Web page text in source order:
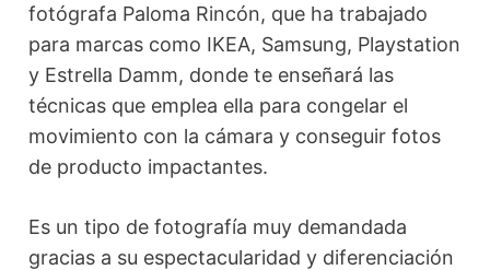
fotógrafa Paloma Rincón, que ha trabajado
para marcas como IKEA, Samsung, Playstation
y Estrella Damm, donde te enseñará las
técnicas que emplea ella para congelar el
movimiento con la cámara y conseguir fotos
de producto impactantes.
Es un tipo de fotografía muy demandada
gracias a su espectacularidad y diferenciación